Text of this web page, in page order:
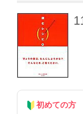
初めての方